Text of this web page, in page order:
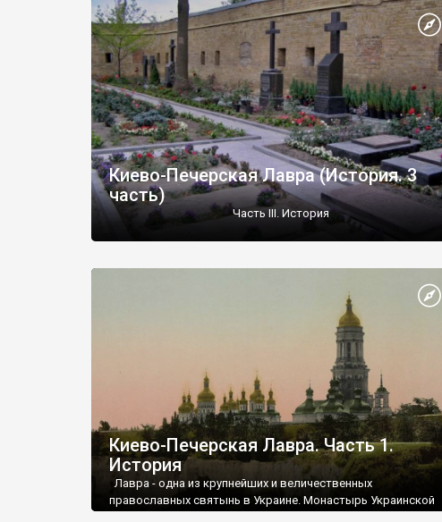
ранее были институтами или даже техникумами. Ну не
может быть университет автодорожным или авиационным,
потому что его функция значительно глобальнее -
университетское образование.
Киево-Печерская Лавра (История. 3
часть)
Часть ІІІ. История
Киево-Печерская Лавра. Часть 1.
История
Лавра - одна из крупнейших и величественных
православных святынь в Украине. Монастырь Украинской